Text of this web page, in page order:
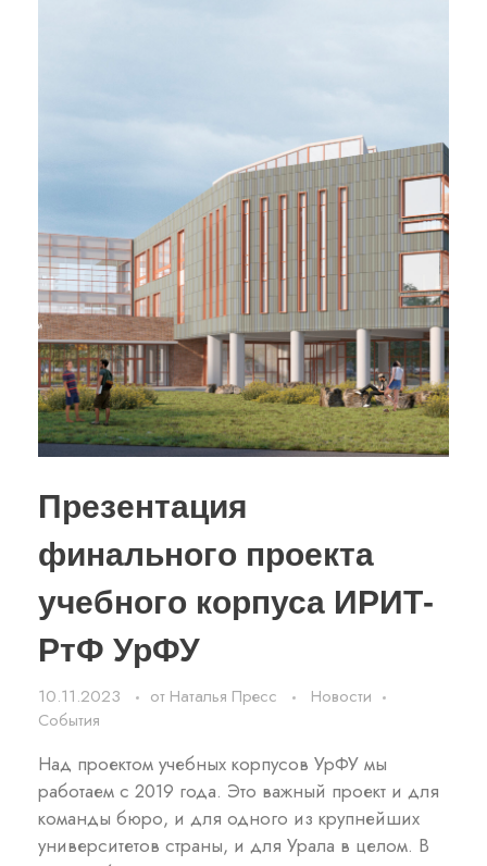
Презентация
финального проекта
учебного корпуса ИРИТ-
РтФ УрФУ
10.11.2023 от Наталья Пресс
Новости
События
Над проектом учебных корпусов УрФУ мы
работаем с 2019 года. Это важный проект и для
команды бюро, и для одного из крупнейших
университетов страны, и для Урала в целом. В